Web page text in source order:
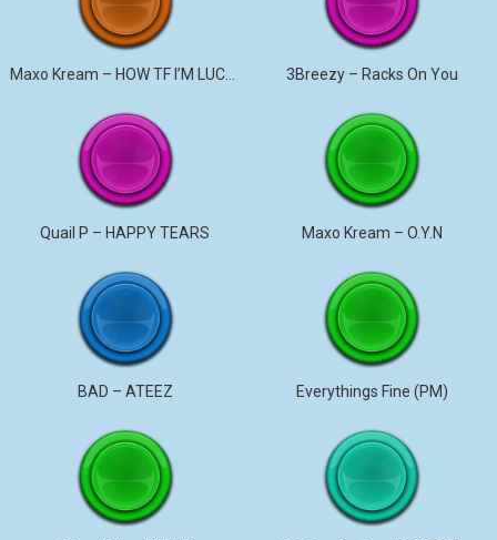
Maxo Kream – HOW TF I’M LUCKY 3Breezy – Racks On You
Quail P – HAPPY TEARS Maxo Kream – O.Y.N
BAD – ATEEZ Everythings Fine (PM)